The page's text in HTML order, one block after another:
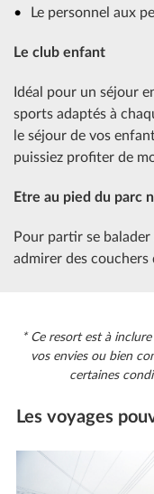
Le personnel aux
Le club enfant
Idéal pour un séjour
sports adaptés à
le séjour de vos
puissiez profiter de
Etre au pied du parc
Pour partir se
admirer des couchers
* Ce resort est à
vos envies ou bien
certaines
Les voyages